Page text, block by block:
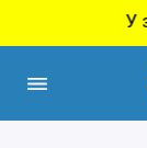
У